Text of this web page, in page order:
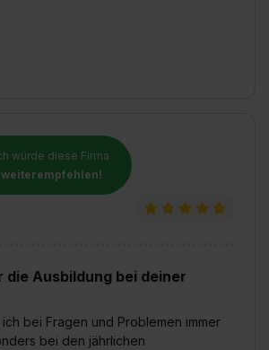
würde diese Firma
weiterempfehlen!
Ausbildung bei deiner
bei Fragen und Problemen immer
bei den jährlichen